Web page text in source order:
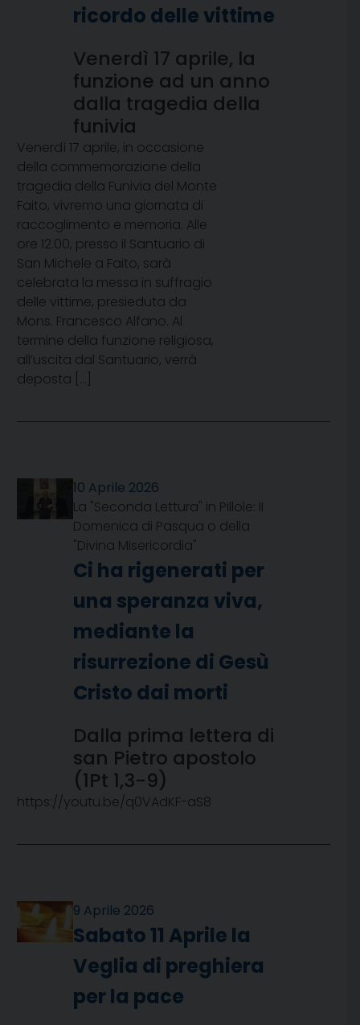
ricordo delle vittime
Venerdì 17 aprile, la
funzione ad un anno
dalla tragedia della
funivia
Venerdì 17 aprile, in occasione
della commemorazione della
tragedia della Funivia del Monte
Faito, vivremo una giornata di
raccoglimento e memoria. Alle
ore 12.00, presso il Santuario di
San Michele a Faito, sarà
celebrata la messa in suffragio
delle vittime, presieduta da
Mons. Francesco Alfano. Al
termine della funzione religiosa,
all’uscita dal Santuario, verrà
deposta […]
10 Aprile 2026
La "Seconda Lettura" in Pillole: II
Domenica di Pasqua o della
"Divina Misericordia"
Ci ha rigenerati per
una speranza viva,
mediante la
risurrezione di Gesù
Cristo dai morti
Dalla prima lettera di
san Pietro apostolo
(1Pt 1,3-9)
https://youtu.be/q0VAdKF-aS8
9 Aprile 2026
Sabato 11 Aprile la
Veglia di preghiera
per la pace